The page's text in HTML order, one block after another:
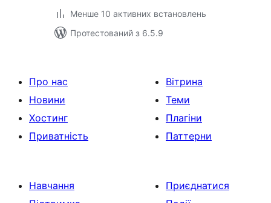
Менше 10 активних встановлень
Протестований з 6.5.9
Про нас
Новини
Хостинг
Приватність
Вітрина
Теми
Плагіни
Паттерни
Навчання
Приєднатися